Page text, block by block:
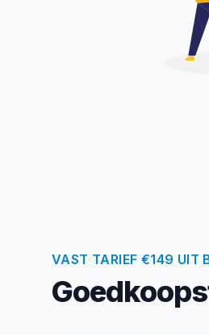
VAST TARIEF €149 UIT